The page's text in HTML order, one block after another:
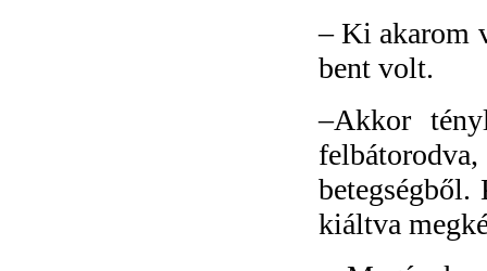
–Ki akarom
bent volt.
–Akkor
kiáltva